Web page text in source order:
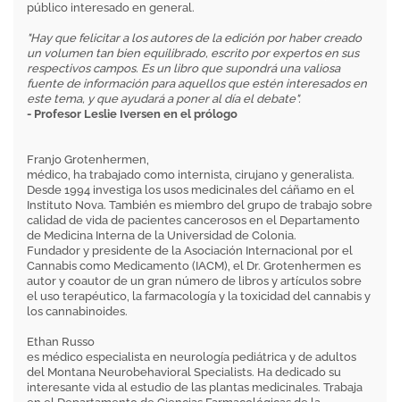
público interesado en general.
"Hay que felicitar a los autores de la edición por haber creado
un volumen tan bien equilibrado, escrito por expertos en sus
respectivos campos. Es un libro que supondrá una valiosa
fuente de información para aquellos que estén interesados en
este tema, y que ayudará a poner al día el debate".
- Profesor Leslie Iversen en el prólogo
Franjo Grotenhermen,
médico, ha trabajado como internista, cirujano y generalista.
Desde 1994 investiga los usos medicinales del cáñamo en el
Instituto Nova. También es miembro del grupo de trabajo sobre
calidad de vida de pacientes cancerosos en el Departamento
de Medicina Interna de la Universidad de Colonia.
Fundador y presidente de la Asociación Internacional por el
Cannabis como Medicamento (IACM), el Dr. Grotenhermen es
autor y coautor de un gran número de libros y artículos sobre
el uso terapéutico, la farmacología y la toxicidad del cannabis y
los cannabinoides.
Ethan Russo
es médico especialista en neurología pediátrica y de adultos
del Montana Neurobehavioral Specialists. Ha dedicado su
interesante vida al estudio de las plantas medicinales. Trabaja